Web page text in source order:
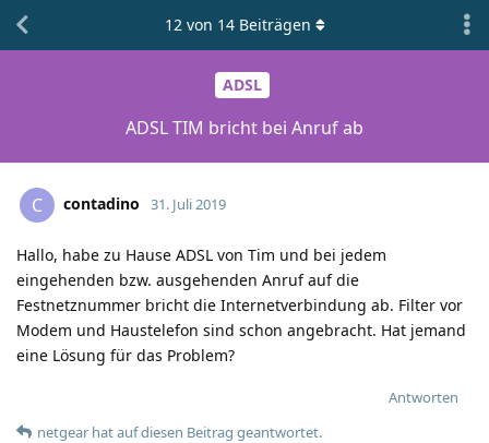
ADSL
ADSL TIM bricht bei Anruf ab
12von 14Beiträgen
C contadino 31. Juli 2019
Hallo, habe zu Hause ADSL von Tim und bei jedem
eingehenden bzw. ausgehenden Anruf auf die
Festnetznummer bricht die Internetverbindung ab. Filter vor
Modem und Haustelefon sind schon angebracht. Hat jemand
eine Lösung für das Problem?
Antworten
netgear hatauf diesen Beitrag geantwortet.